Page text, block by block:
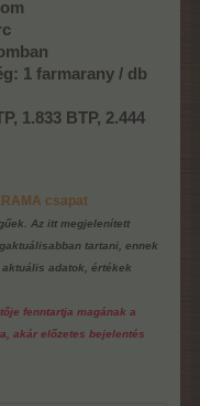
1 farmarany / db
1.833 BTP, 2.444
csapat
Az itt megjelenített
tartani, ennek
adatok, értékek
fenntartja magának a
akár előzetes bejelentés